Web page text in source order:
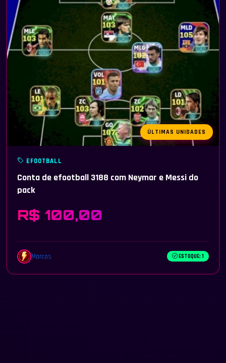
ÚLTIMAS UNIDADES
EFOOTBALL
Conta de efootball 3188 com Neymar e Messi do
pack
R$ 100,00
Marcos ESTOQUE: 1